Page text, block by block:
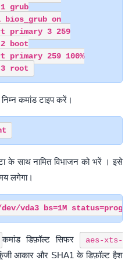
grub
on
primary 3 259
boot
primary 259 100%
कमांड टाइप करें।
के साथ नामित विभाजन को भरें । इसे
लगेगा।
कमांड डिफ़ॉल्ट सिफर
aes-xts-
आकार और SHA1 के डिफ़ॉल्ट हैश